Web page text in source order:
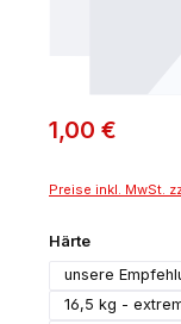
1,00 €
Preise inkl. MwSt.
Härteauswählen
unsere
16,5 kg -